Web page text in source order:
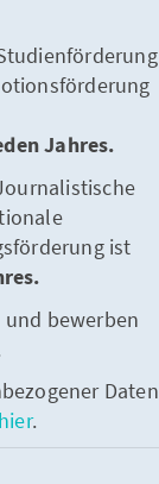
Jahres.
ist
und bewerben
Daten
hier.